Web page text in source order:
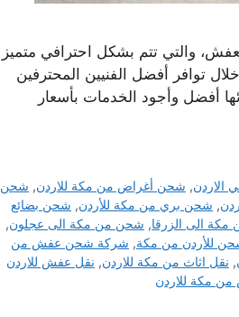
والتي تتم بشكل احترافي متميز
توافر أفضل الفنيين المحترفين
أفضل وأجود الخدمات بأسعار
الاردن, شحن أغراض من مكة للاردن, شحن
, شحن بري من مكة للأردن, شحن بضائع
الى الزرقا, شحن من مكة الى عجلون,
للأردن من مكة, شركة شحن عفش من
, نقل اثاث من مكة للاردن, نقل عفش للاردن
مكة للاردن